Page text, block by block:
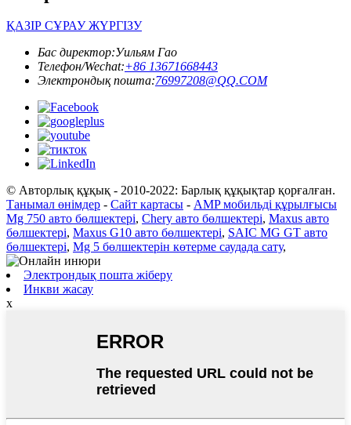
ҚАЗІР СҰРАУ ЖҮРГІЗУ
Бас директор:Уильям Гао
Телефон/Wechat:+86 13671668443
Электрондық пошта:76997208@QQ.COM
© Авторлық құқық - 2010-2022: Барлық құқықтар қорғалған.
Танымал өнімдер - Сайт картасы - AMP мобильді құрылғысы
Mg 750 авто бөлшектері, Chery авто бөлшектері, Maxus авто
бөлшектері, Maxus G10 авто бөлшектері, SAIC MG GT авто
бөлшектері, Mg 5 бөлшектерін көтерме саудада сату,
Электрондық пошта жіберу
Инкви жасау
x